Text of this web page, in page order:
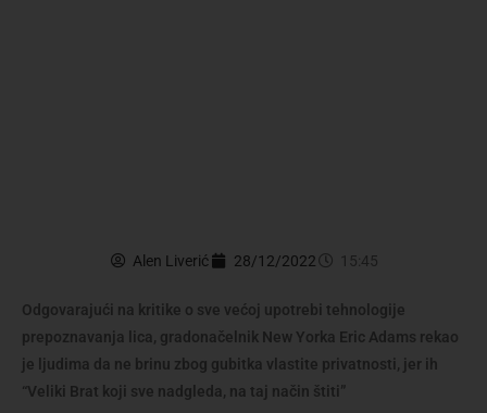
Alen Liverić 28/12/2022 15:45
Odgovarajući na kritike o sve većoj upotrebi tehnologije
prepoznavanja lica, gradonačelnik New Yorka Eric Adams rekao
je ljudima da ne brinu zbog gubitka vlastite privatnosti, jer ih
“Veliki Brat koji sve nadgleda, na taj način štiti”